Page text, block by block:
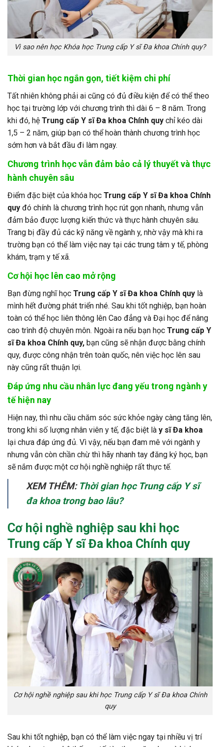
Vì sao nên học Khóa học Trung cấp Y sĩ Đa khoa Chính quy?
Thời gian học ngắn gọn, tiết kiệm chi phí
Tất nhiên không phải ai cũng có đủ điều kiện để có thể theo
học tại trường lớp với chương trình thì dài 6 – 8 năm. Trong
khi đó, hệ Trung cấp Y sĩ Đa khoa Chính quy chỉ kéo dài
1,5 – 2 năm, giúp bạn có thể hoàn thành chương trình học
sớm hơn và bắt đầu đi làm ngay.
Chương trình học vẫn đảm bảo cả lý thuyết và thực
hành chuyên sâu
Điểm đặc biệt của khóa học Trung cấp Y sĩ Đa khoa Chính
quy đó chính là chương trình học rút gọn nhanh, nhưng vẫn
đảm bảo được lượng kiến thức và thực hành chuyên sâu.
Trang bị đầy đủ các kỹ năng về ngành y, nhờ vậy mà khi ra
trường bạn có thể làm việc nay tại các trung tâm y tế, phòng
khám, trạm y tế xã.
Cơ hội học lên cao mở rộng
Bạn đừng nghĩ học Trung cấp Y sĩ Đa khoa Chính quy là
mình hết đường phát triển nhé. Sau khi tốt nghiệp, bạn hoàn
toàn có thể học liên thông lên Cao đẳng và Đại học để nâng
cao trình độ chuyên môn. Ngoài ra nếu bạn học Trung cấp Y
sĩ Đa khoa Chính quy, bạn cũng sẽ nhận được bằng chính
quy, được công nhận trên toàn quốc, nên việc học lên sau
này cũng rất thuận lợi.
Đáp ứng nhu cầu nhân lực đang yếu trong ngành y
tế hiện nay
Hiện nay, thì nhu cầu chăm sóc sức khỏe ngày càng tăng lên,
trong khi số lượng nhân viên y tế, đặc biệt là y sĩ Đa khoa
lại chưa đáp ứng đủ. Vì vậy, nếu bạn đam mê với ngành y
nhưng vẫn còn chần chừ thì hãy nhanh tay đăng ký học, bạn
sẽ nắm được một cơ hội nghề nghiệp rất thực tế.
XEM THÊM: Thời gian học Trung cấp Y sĩ
đa khoa trong bao lâu?
Cơ hội nghề nghiệp sau khi học
Trung cấp Y sĩ Đa khoa Chính quy
Cơ hội nghề nghiệp sau khi học Trung cấp Y sĩ Đa khoa Chính
quy
Sau khi tốt nghiệp, bạn có thể làm việc ngay tại nhiều vị trí